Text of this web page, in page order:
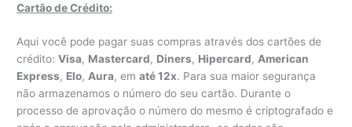
Cartão de Crédito:
Aqui você pode pagar suas compras através dos cartões de
crédito:Visa, Mastercard, Diners, Hipercard,American
Express, Elo,Aura, ematé 12x. Para sua maior segurança
não armazenamos o número do seu cartão. Durante o
processo de aprovação o número do mesmo é criptografado e